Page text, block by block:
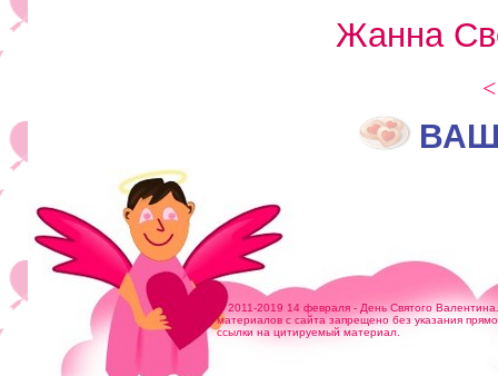
Жанна
© 2011-2019 14 февраля - День Святого
материалов с сайта запрещено без указания
ссылки на цитируемый материал.